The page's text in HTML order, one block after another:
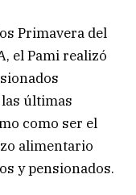
Primavera del
el Pami realizó
últimas
como ser el
alimentario
y pensionados.